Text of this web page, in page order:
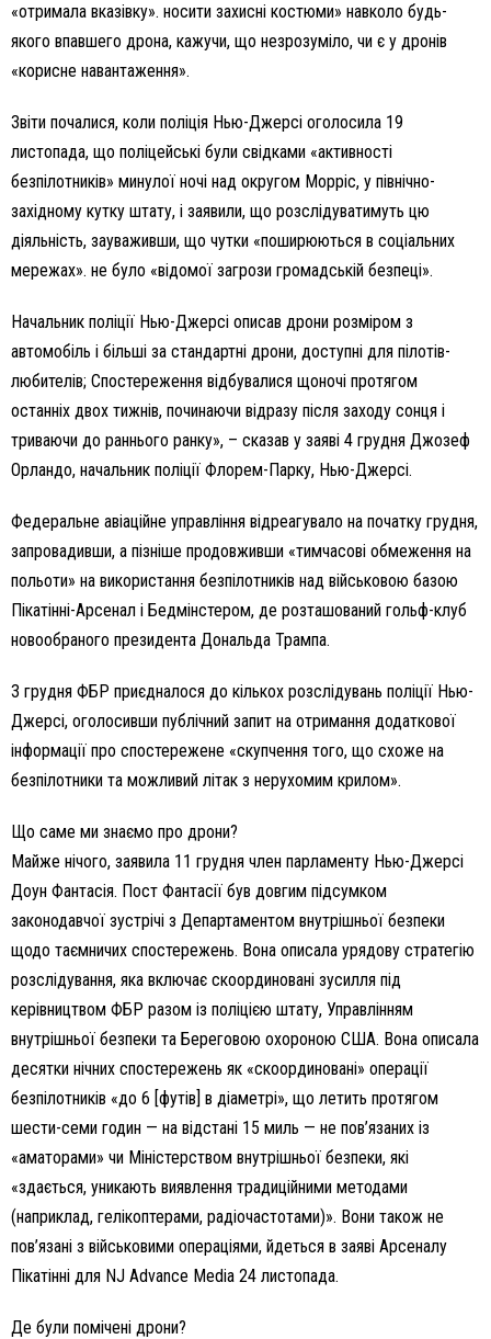
«отримала вказівку». носити захисні костюми» навколо будь-
якого впавшего дрона, кажучи, що незрозуміло, чи є у дронів
«корисне навантаження».
Звіти почалися, коли поліція Нью-Джерсі оголосила 19
листопада, що поліцейські були свідками «активності
безпілотників» минулої ночі над округом Морріс, у північно-
західному кутку штату, і заявили, що розслідуватимуть цю
діяльність, зауваживши, що чутки «поширюються в соціальних
мережах». не було «відомої загрози громадській безпеці».
Начальник поліції Нью-Джерсі описав дрони розміром з
автомобіль і більші за стандартні дрони, доступні для пілотів-
любителів; Спостереження відбувалися щоночі протягом
останніх двох тижнів, починаючи відразу після заходу сонця і
триваючи до раннього ранку», – сказав у заяві 4 грудня Джозеф
Орландо, начальник поліції Флорем-Парку, Нью-Джерсі.
Федеральне авіаційне управління відреагувало на початку грудня,
запровадивши, а пізніше продовживши «тимчасові обмеження на
польоти» на використання безпілотників над військовою базою
Пікатінні-Арсенал і Бедмінстером, де розташований гольф-клуб
новообраного президента Дональда Трампа.
3 грудня ФБР приєдналося до кількох розслідувань поліції Нью-
Джерсі, оголосивши публічний запит на отримання додаткової
інформації про спостережене «скупчення того, що схоже на
безпілотники та можливий літак з нерухомим крилом».
Що саме ми знаємо про дрони?
Майже нічого, заявила 11 грудня член парламенту Нью-Джерсі
Доун Фантасія. Пост Фантасії був довгим підсумком
законодавчої зустрічі з Департаментом внутрішньої безпеки
щодо таємничих спостережень. Вона описала урядову стратегію
розслідування, яка включає скоординовані зусилля під
керівництвом ФБР разом із поліцією штату, Управлінням
внутрішньої безпеки та Береговою охороною США. Вона описала
десятки нічних спостережень як «скоординовані» операції
безпілотників «до 6 [футів] в діаметрі», що летить протягом
шести-семи годин — на відстані 15 миль — не пов’язаних із
«аматорами» чи Міністерством внутрішньої безпеки, які
«здається, уникають виявлення традиційними методами
(наприклад, гелікоптерами, радіочастотами)». Вони також не
пов’язані з військовими операціями, йдеться в заяві Арсеналу
Пікатінні для NJ Advance Media 24 листопада.
Де були помічені дрони?